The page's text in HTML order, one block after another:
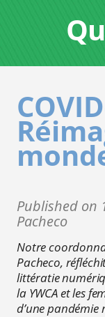
Published on
Pacheco
Notre
Pacheco,
littératie
la YWCA et les
d’une pandémie